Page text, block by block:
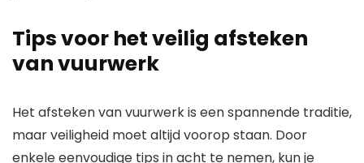
Tips voor het veilig afsteken
van vuurwerk
Het afsteken van vuurwerk is een spannende traditie,
maar veiligheid moet altijd voorop staan. Door
enkele eenvoudige tips in acht te nemen, kun je